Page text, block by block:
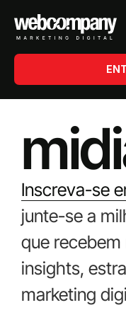
Inscreva-se
junte-se a
que
insights,
marketing